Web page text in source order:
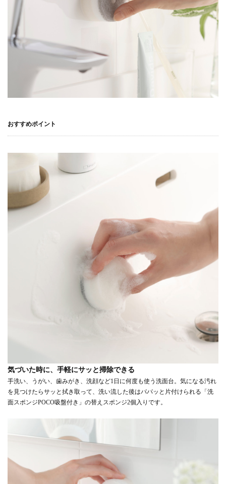
おすすめポイント
気づいた時に、手軽にサッと掃除できる
手洗い、うがい、歯みがき、洗顔など1日に何度も使う洗面台。気になる汚れ
を見つけたらサッと拭き取って、洗い流した後はパパッと片付けられる「洗
面スポンジPOCO吸盤付き」の替えスポンジ2個入りです。